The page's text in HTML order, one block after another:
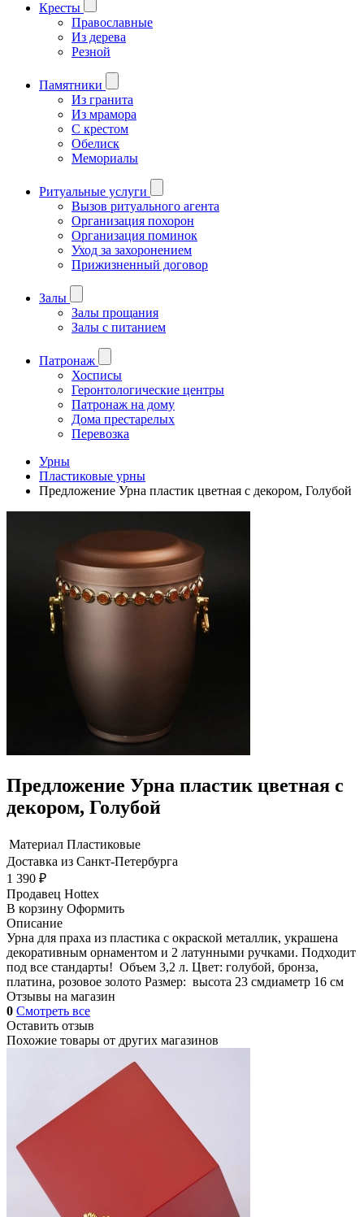
Кресты
Православные
Из дерева
Резной
Памятники
Из гранита
Из мрамора
С крестом
Обелиск
Мемориалы
Ритуальные услуги
Вызов ритуального агента
Организация похорон
Организация поминок
Уход за захоронением
Прижизненный договор
Залы
Залы прощания
Залы с питанием
Патронаж
Хосписы
Геронтологические центры
Патронаж на дому
Дома престарелых
Перевозка
Урны
Пластиковые урны
Предложение Урна пластик цветная с декором, Голубой
Предложение Урна пластик цветная с
декором, Голубой
Материал Пластиковые
Доставка из Санкт-Петербурга
1 390 ₽
Продавец Hottex
В корзину Оформить
Описание
Урна для праха из пластика c окраской металлик, украшена
декоративным орнаментом и 2 латунными ручками. Подходит
под все стандарты! Объем 3,2 л. Цвет: голубой, бронза,
платина, розовое золото Размер: высота 23 смдиаметр 16 см
Отзывы на магазин
0 Смотреть все
Оставить отзыв
Похожие товары от других магазинов